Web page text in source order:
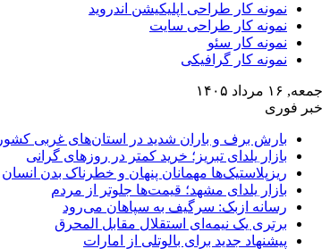
نمونه کار طراحی اپلیکیشن اندروید
نمونه کار طراحی سایت
نمونه کار سئو
نمونه کار گرافیکی
جمعه, ۱۶ مرداد ۱۴۰۵
خبر فوری
بارش برف و باران شدید در استان‌های غربی کشور
بازار یلدای تبریز؛ خرید کمتر در روزهای گرانی
ریزپلاستیک‌ها مهمانان پنهان و خطرناک بدن انسان
بازار یلدای مشهد؛ قیمت‌ها جلوتر از مردم
رسانه ازبک: سرگیف به سپاهان می‌رود
برتری یک نیمه‌ای استقلال مقابل المحرق
پیشنهاد جدید برای بالوتلی از امارات